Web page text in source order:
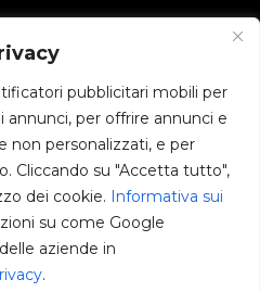
pubblicitari mobili per
annunci, per offrire annunci e
non personalizzati, e per
Cliccando su "Accetta tutto",
dei cookie. Informativa sui
su come Google
aziende in
.